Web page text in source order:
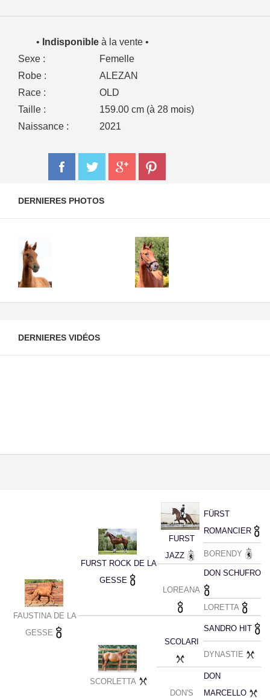
• Indisponible à la vente •
Sexe :
Femelle
Robe :
ALEZAN
Race :
OLD
Taille :
159.00 cm (à 28 mois)
Naissance :
2021
DERNIERES PHOTOS
DERNIERES VIDÉOS
FAUSTINA DE LA
GESSE
FURST ROCK DE LA
GESSE
FURST
JAZZ
FÜRST
ROMANCIER
BORENDY
LOREANA
DON SCHUFRO
LORETTA
SCORLETTA
SCOLARI
SANDRO HIT
DYNASTIE
DON'S
DON
MARCELLO